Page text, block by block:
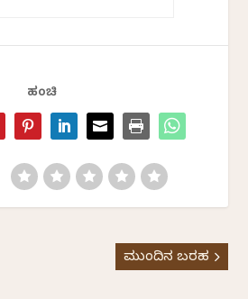
ಹಂಚಿ
ಮುಂದಿನ ಬರಹ